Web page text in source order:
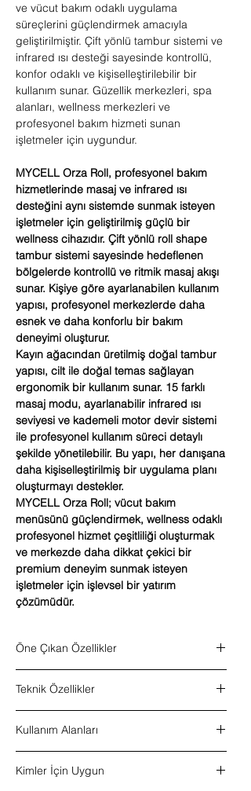
ve vücut bakım odaklı uygulama
süreçlerini güçlendirmek amacıyla
geliştirilmiştir. Çift yönlü tambur sistemi ve
infrared ısı desteği sayesinde kontrollü,
konfor odaklı ve kişiselleştirilebilir bir
kullanım sunar. Güzellik merkezleri, spa
alanları, wellness merkezleri ve
profesyonel bakım hizmeti sunan
işletmeler için uygundur.
MYCELL Orza Roll, profesyonel bakım
hizmetlerinde masaj ve infrared ısı
desteğini aynı sistemde sunmak isteyen
işletmeler için geliştirilmiş güçlü bir
wellness cihazıdır. Çift yönlü roll shape
tambur sistemi sayesinde hedeflenen
bölgelerde kontrollü ve ritmik masaj akışı
sunar. Kişiye göre ayarlanabilen kullanım
yapısı, profesyonel merkezlerde daha
esnek ve daha konforlu bir bakım
deneyimi oluşturur.
Kayın ağacından üretilmiş doğal tambur
yapısı, cilt ile doğal temas sağlayan
ergonomik bir kullanım sunar. 15 farklı
masaj modu, ayarlanabilir infrared ısı
seviyesi ve kademeli motor devir sistemi
ile profesyonel kullanım süreci detaylı
şekilde yönetilebilir. Bu yapı, her danışana
daha kişiselleştirilmiş bir uygulama planı
oluşturmayı destekler.
MYCELL Orza Roll; vücut bakım
menüsünü güçlendirmek, wellness odaklı
profesyonel hizmet çeşitliliği oluşturmak
ve merkezde daha dikkat çekici bir
premium deneyim sunmak isteyen
işletmeler için işlevsel bir yatırım
çözümüdür.
Öne Çıkan Özellikler
Infrared ısı destekli kullanım
Ayarlanabilir infrared ısı seviyesi
Kayın ağacından doğal tambur yapısı
Kişiselleştirilebilir profesyonel kullanım
Wellness ve profesyonel bakım merkezleri
Teknik Özellikler
cihazı
Tambur yapısı:
tambur
Kullanım Alanları
Wellness odaklı bakım süreçleri
Kimler İçin Uygun